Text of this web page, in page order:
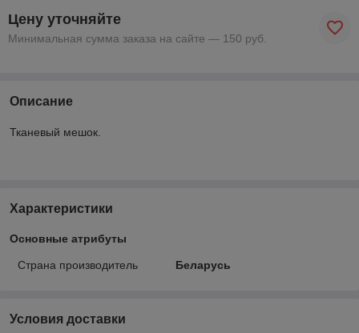
Цену уточняйте
Минимальная сумма заказа на сайте — 150 руб.
Описание
Тканевый мешок.
Характеристики
Основные атрибуты
Страна производитель Беларусь
Условия доставки